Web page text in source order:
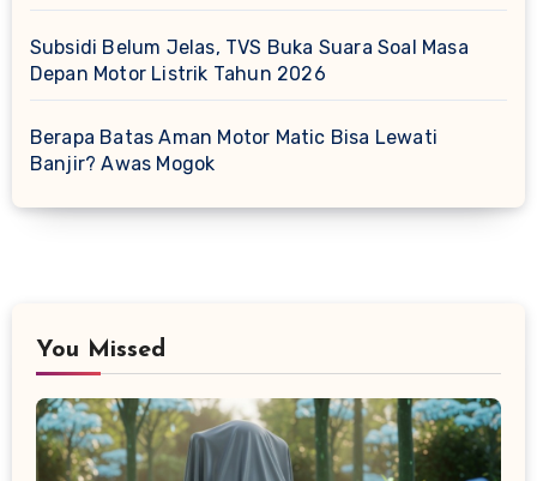
Subsidi Belum Jelas, TVS Buka Suara Soal Masa
Depan Motor Listrik Tahun 2026
Berapa Batas Aman Motor Matic Bisa Lewati
Banjir? Awas Mogok
You Missed